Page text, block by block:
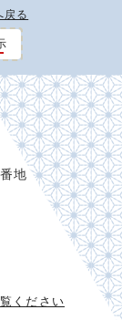
戻る
番地
ください